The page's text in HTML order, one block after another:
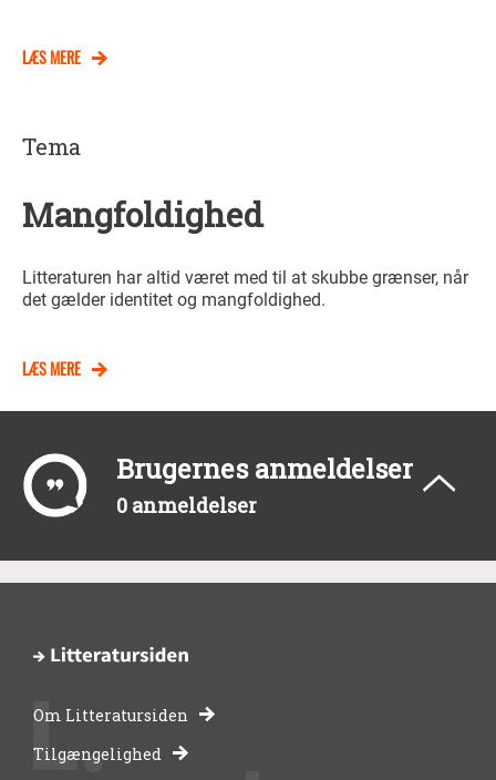
LÆS MERE
Tema
Mangfoldighed
Litteraturen har altid været med til at skubbe grænser, når
det gælder identitet og mangfoldighed.
LÆS MERE
Brugernes anmeldelser
0 anmeldelser
-
Om Litteratursiden
Tilgængelighed